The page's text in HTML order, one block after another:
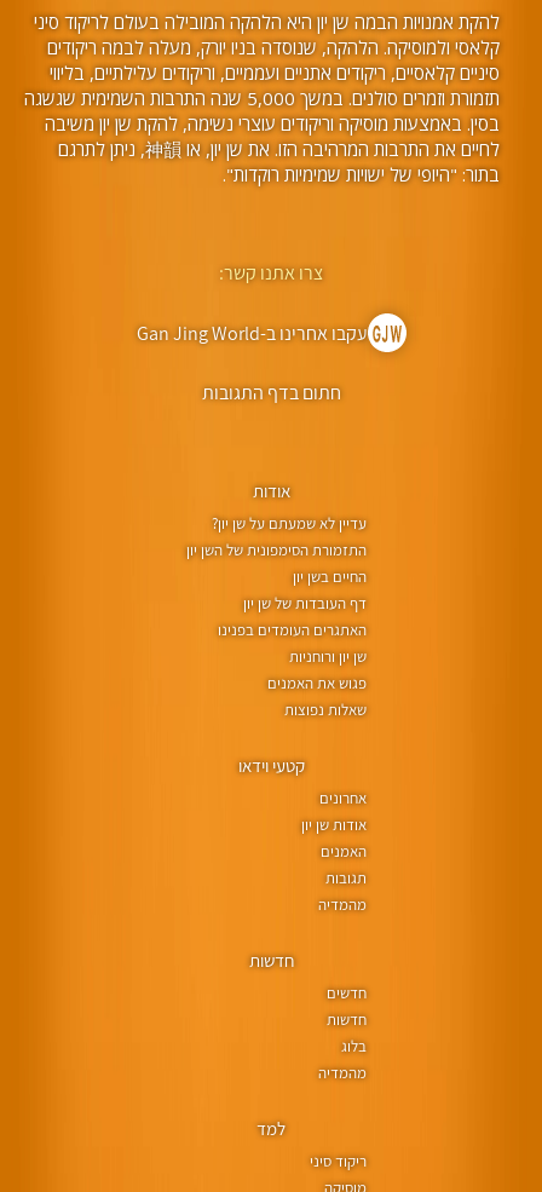
להקת אמנויות הבמה שן יון היא הלהקה המובילה בעולם לריקוד סיני
קלאסי ולמוסיקה. הלהקה, שנוסדה בניו יורק, מעלה לבמה ריקודים
סיניים קלאסיים, ריקודים אתניים ועממיים, וריקודים עלילתיים, בליווי
תזמורת וזמרים סולנים. במשך 5,000 שנה התרבות השמימית שגשגה
בסין. באמצעות מוסיקה וריקודים עוצרי נשימה, להקת שן יון משיבה
לחיים את התרבות המרהיבה הזו. את שן יון, או 神韻, ניתן לתרגם
בתור: "היופי של ישויות שמימיות רוקדות".
אודות
עדיין לא שמעתם על שן יון?
התזמורת הסימפונית של השן יון
החיים בשן יון
דף העובדות של שן יון
האתגרים העומדים בפנינו
שן יון ורוחניות
פגוש את האמנים
שאלות נפוצות
קטעי וידאו
אחרונים
אודות שן יון
האמנים
תגובות
מהמדיה
חדשות
חדשים
חדשות
בלוג
מהמדיה
למד
ריקוד סיני
מוסיקה
צרו אתנו קשר:
עקבו אחרינו ב-Gan Jing World
חתום בדף התגובות